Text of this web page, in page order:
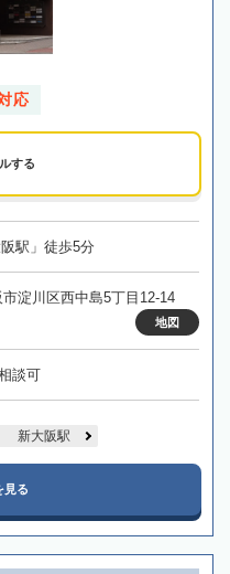
応
する
駅」徒歩5分
市淀川区西中島5丁目12-14
地図
談可
新大阪駅
見る